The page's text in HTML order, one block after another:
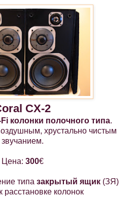
CX-2
колонки полочного типа.
хрустально чистым
звучанием.
Цена: 300€
типа закрытый ящик (ЗЯ)
колонок